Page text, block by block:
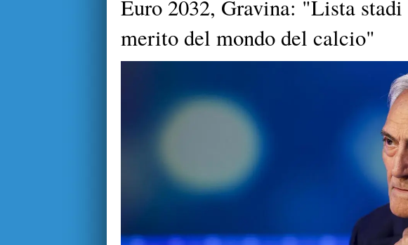
Euro 2032, Gravina: "Lista stadi
merito del mondo del calcio"